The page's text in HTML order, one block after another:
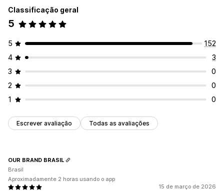
Pontos Cashback Crédito na loja
Recompensas personalizadas
Mensagens personalizadas
Classificação geral
5
5
152
4
3
3
0
2
0
1
0
Escrever avaliação Todas as avaliações
15 de março de 2026
OUR BRAND BRASIL
Brasil
Aproximadamente 2 horas usando o app